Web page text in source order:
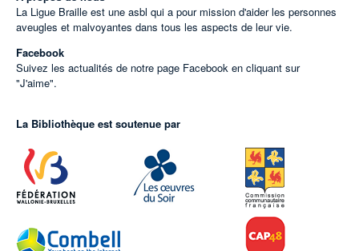
La Ligue Braille est une asbl qui a pour mission d'aider les personnes
aveugles et malvoyantes dans tous les aspects de leur vie.
Facebook
Suivez les actualités de notre page Facebook en cliquant sur
"J'aime".
La Bibliothèque est soutenue par